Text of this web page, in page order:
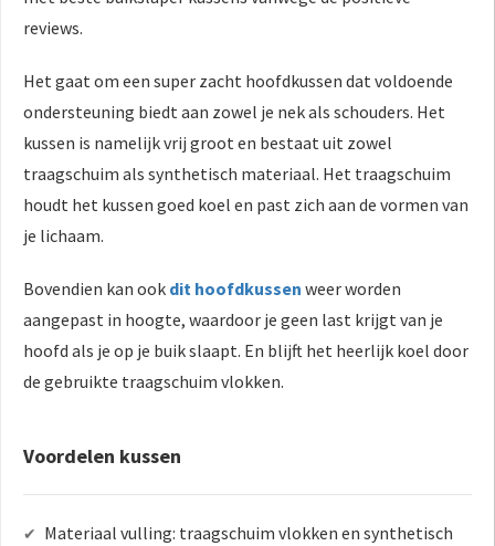
reviews.
Het gaat om een super zacht hoofdkussen dat voldoende
ondersteuning biedt aan zowel je nek als schouders. Het
kussen is namelijk vrij groot en bestaat uit zowel
traagschuim als synthetisch materiaal. Het traagschuim
houdt het kussen goed koel en past zich aan de vormen van
je lichaam.
Bovendien kan ook dit hoofdkussen weer worden
aangepast in hoogte, waardoor je geen last krijgt van je
hoofd als je op je buik slaapt. En blijft het heerlijk koel door
de gebruikte traagschuim vlokken.
Voordelen kussen
✔
Materiaal vulling: traagschuim vlokken en synthetisch